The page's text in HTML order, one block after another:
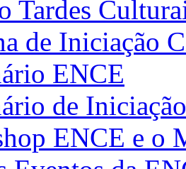
Tardes
de Iniciação
ENCE
de
ENCE e o